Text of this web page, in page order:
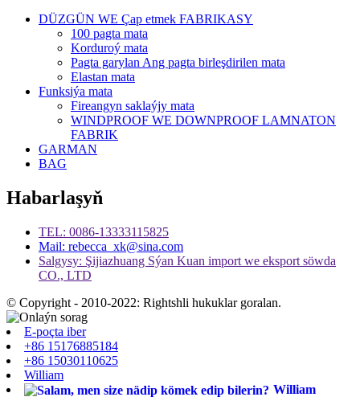
DÜZGÜN WE Çap etmek FABRIKASY
100 pagta mata
Korduroý mata
Pagta garylan Ang pagta birleşdirilen mata
Elastan mata
Funksiýa mata
Fireangyn saklaýjy mata
WINDPROOF WE DOWNPROOF LAMNATON
FABRIK
GARMAN
BAG
Habarlaşyň
TEL: 0086-13333115825
Mail: rebecca_xk@sina.com
Salgysy: Şijiazhuang Sýan Kuan import we eksport söwda
CO., LTD
© Copyright - 2010-2022: Rightshli hukuklar goralan.
E-poçta iber
+86 15176885184
+86 15030110625
William
William